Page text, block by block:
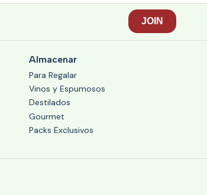
Almacenar
Para Regalar
Vinos y Espumosos
Destilados
Gourmet
Packs Exclusivos